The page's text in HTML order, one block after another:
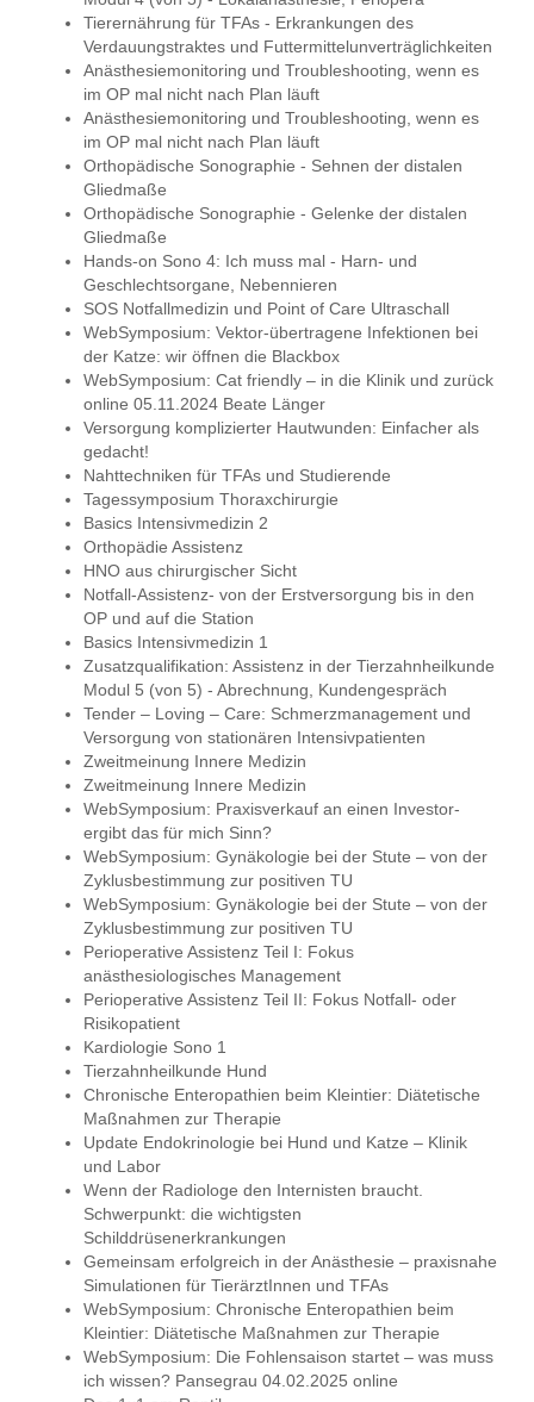
Tierernährung für TFAs - Erkrankungen des
Verdauungstraktes und Futtermittelunverträglichkeiten
Anästhesiemonitoring und Troubleshooting, wenn es
im OP mal nicht nach Plan läuft
Anästhesiemonitoring und Troubleshooting, wenn es
im OP mal nicht nach Plan läuft
Orthopädische Sonographie - Sehnen der distalen
Gliedmaße
Orthopädische Sonographie - Gelenke der distalen
Gliedmaße
Hands-on Sono 4: Ich muss mal - Harn- und
Geschlechtsorgane, Nebennieren
SOS Notfallmedizin und Point of Care Ultraschall
WebSymposium: Vektor-übertragene Infektionen bei
der Katze: wir öffnen die Blackbox
WebSymposium: Cat friendly – in die Klinik und zurück
online 05.11.2024 Beate Länger
Versorgung komplizierter Hautwunden: Einfacher als
gedacht!
Nahttechniken für TFAs und Studierende
Tagessymposium Thoraxchirurgie
Basics Intensivmedizin 2
Orthopädie Assistenz
HNO aus chirurgischer Sicht
Notfall-Assistenz- von der Erstversorgung bis in den
OP und auf die Station
Basics Intensivmedizin 1
Zusatzqualifikation: Assistenz in der Tierzahnheilkunde
Modul 5 (von 5) - Abrechnung, Kundengespräch
Tender – Loving – Care: Schmerzmanagement und
Versorgung von stationären Intensivpatienten
Zweitmeinung Innere Medizin
Zweitmeinung Innere Medizin
WebSymposium: Praxisverkauf an einen Investor-
ergibt das für mich Sinn?
WebSymposium: Gynäkologie bei der Stute – von der
Zyklusbestimmung zur positiven TU
WebSymposium: Gynäkologie bei der Stute – von der
Zyklusbestimmung zur positiven TU
Perioperative Assistenz Teil I: Fokus
anästhesiologisches Management
Perioperative Assistenz Teil II: Fokus Notfall- oder
Risikopatient
Kardiologie Sono 1
Tierzahnheilkunde Hund
Chronische Enteropathien beim Kleintier: Diätetische
Maßnahmen zur Therapie
Update Endokrinologie bei Hund und Katze – Klinik
und Labor
Wenn der Radiologe den Internisten braucht.
Schwerpunkt: die wichtigsten
Schilddrüsenerkrankungen
Gemeinsam erfolgreich in der Anästhesie – praxisnahe
Simulationen für TierärztInnen und TFAs
WebSymposium: Chronische Enteropathien beim
Kleintier: Diätetische Maßnahmen zur Therapie
WebSymposium: Die Fohlensaison startet – was muss
ich wissen? Pansegrau 04.02.2025 online